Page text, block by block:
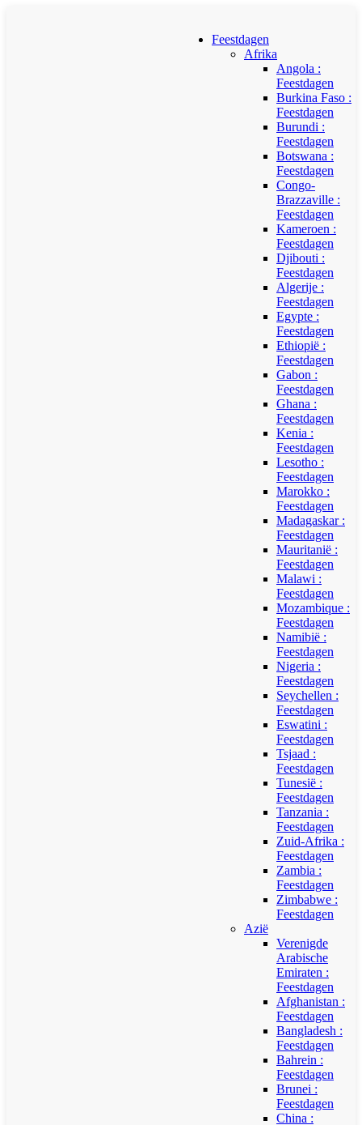
Feestdagen
Afrika
Angola :
Feestdagen
Burkina Faso :
Feestdagen
Burundi :
Feestdagen
Botswana :
Feestdagen
Congo-
Brazzaville :
Feestdagen
Kameroen :
Feestdagen
Djibouti :
Feestdagen
Algerije :
Feestdagen
Egypte :
Feestdagen
Ethiopië :
Feestdagen
Gabon :
Feestdagen
Ghana :
Feestdagen
Kenia :
Feestdagen
Lesotho :
Feestdagen
Marokko :
Feestdagen
Madagaskar :
Feestdagen
Mauritanië :
Feestdagen
Malawi :
Feestdagen
Mozambique :
Feestdagen
Namibië :
Feestdagen
Nigeria :
Feestdagen
Seychellen :
Feestdagen
Eswatini :
Feestdagen
Tsjaad :
Feestdagen
Tunesië :
Feestdagen
Tanzania :
Feestdagen
Zuid-Afrika :
Feestdagen
Zambia :
Feestdagen
Zimbabwe :
Feestdagen
Azië
Verenigde
Arabische
Emiraten :
Feestdagen
Afghanistan :
Feestdagen
Bangladesh :
Feestdagen
Bahrein :
Feestdagen
Brunei :
Feestdagen
China :